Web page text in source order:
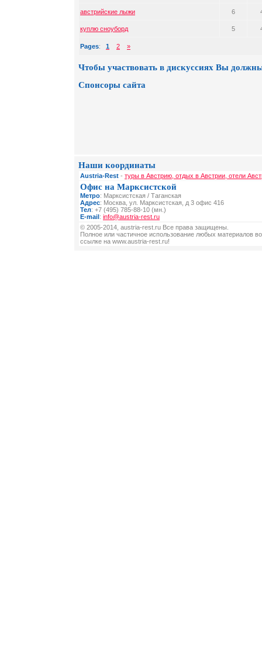
австрийские лыжи 6
куплю сноуборд 5
Pages: 1 2 »
Чтобы участвовать в дискуссиях Вы
Спонсоры сайта
Наши координаты
Austria-Rest - туры в Австрию, отдых в Австрии, отели
Офис на Марксистской
Метро: Марксистская / Таганская
Адрес: Москва, ул. Марксистская, д 3 офис 416
Тел: +7 (495) 785-88-10 (мн.)
E-mail: info@austria-rest.ru
© 2005-2014, austria-rest.ru Все права защищены.
Полное или частичное использование любых материалов
ссылке на www.austria-rest.ru!